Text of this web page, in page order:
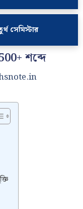
সেমিস্টার
শব্দে